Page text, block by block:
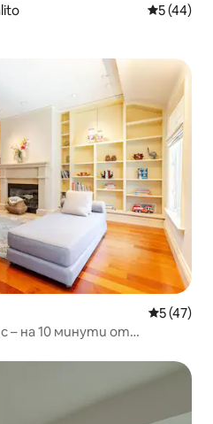
Средна
5 (44)
Средна
5 (47)
– на 10 минути от